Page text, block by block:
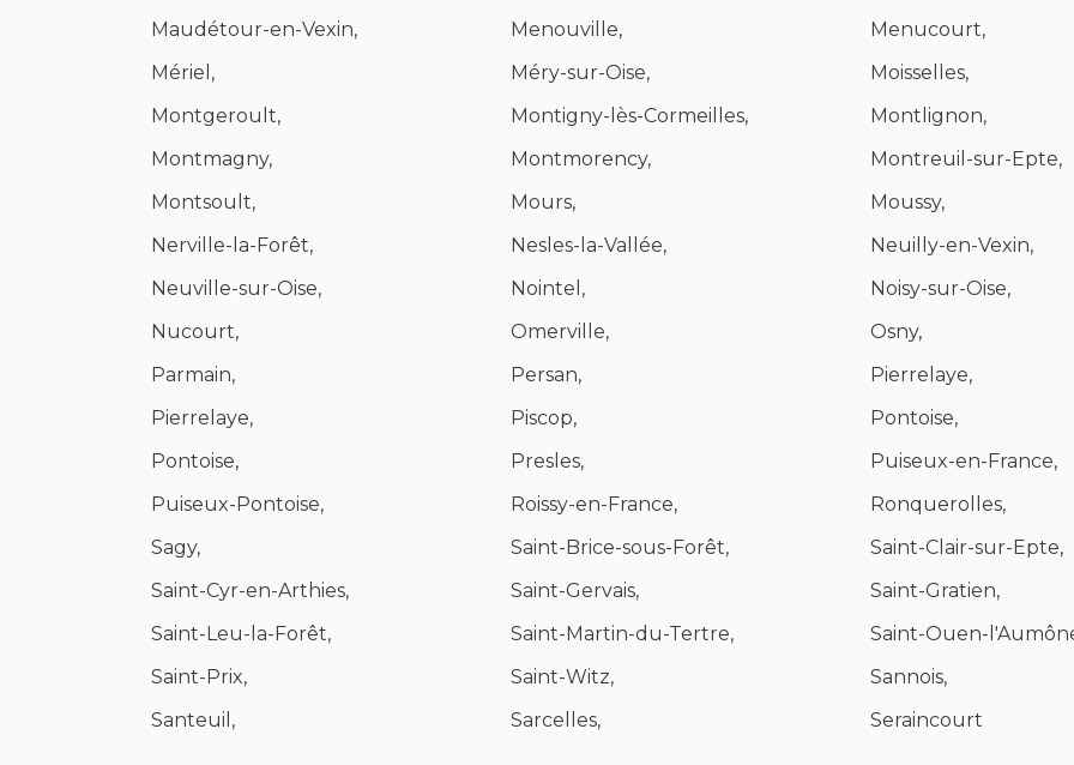
Maudétour-en-Vexin,
Menouville,
Menucourt,
Mériel,
Méry-sur-Oise,
Moisselles,
Montgeroult,
Montigny-lès-Cormeilles,
Montlignon,
Montmagny,
Montmorency,
Montreuil-sur-Epte,
Montsoult,
Mours,
Moussy,
Nerville-la-Forêt,
Nesles-la-Vallée,
Neuilly-en-Vexin,
Neuville-sur-Oise,
Nointel,
Noisy-sur-Oise,
Nucourt,
Omerville,
Osny,
Parmain,
Persan,
Pierrelaye,
Pierrelaye,
Piscop,
Pontoise,
Pontoise,
Presles,
Puiseux-en-France,
Puiseux-Pontoise,
Roissy-en-France,
Ronquerolles,
Sagy,
Saint-Brice-sous-Forêt,
Saint-Clair-sur-Epte,
Saint-Cyr-en-Arthies,
Saint-Gervais,
Saint-Gratien,
Saint-Leu-la-Forêt,
Saint-Martin-du-Tertre,
Saint-Ouen-
Saint-Prix,
Saint-Witz,
Sannois,
Santeuil,
Sarcelles, Seraincourt